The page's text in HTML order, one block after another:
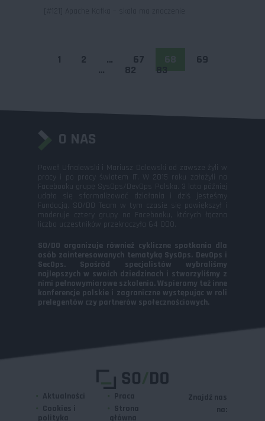
1 2 … 67 69
… 82 83
O NAS
Paweł Ufnalewski i Mariusz Dalewski od zawsze żyli w
pracy i po pracy światem IT. W 2015 roku założyli na
Facebooku grupę SysOps/DevOps Polska. 3 lata później
udało się sformalizować działania i dziś jesteśmy
Fundacją. SO/DO Team w tym czasie się powiększył i
moderuje cztery grupy na Facebooku, których łączna
liczba uczestników przekroczyła 64 000.
SO/DO organizuje również cykliczne spotkania dla
osób zainteresowanych tematyką SysOps, DevOps i
SecOps. Spośród specjalistów wybraliśmy
najlepszych w swoich dziedzinach i stworzyliśmy z
nimi pełnowymiarowe szkolenia. Wspieramy też inne
konferencje polskie i zagraniczne występując w roli
prelegentów czy partnerów społecznościowych.
Aktualności
Cookies i
polityka
Praca
Strona
główna
Znajdź nas
na: